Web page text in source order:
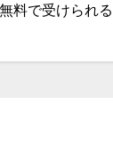
料で受けられ